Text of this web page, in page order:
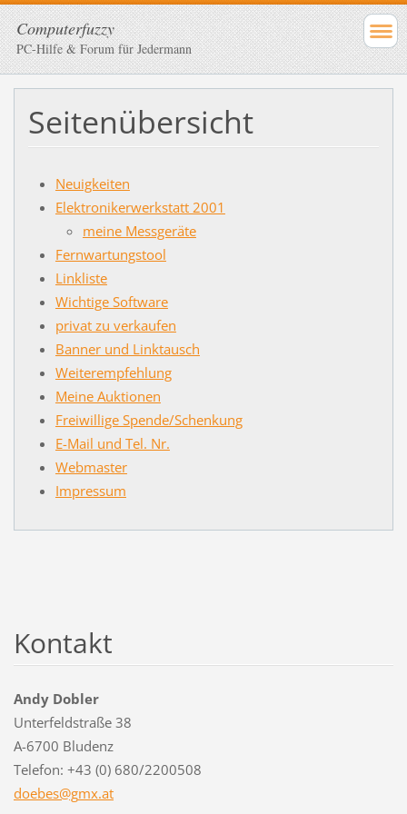
Computerfuzzy
PC-Hilfe & Forum für Jedermann
Seitenübersicht
Neuigkeiten
Elektronikerwerkstatt 2001
meine Messgeräte
Fernwartungstool
Linkliste
Wichtige Software
privat zu verkaufen
Banner und Linktausch
Weiterempfehlung
Meine Auktionen
Freiwillige Spende/Schenkung
E-Mail und Tel. Nr.
Webmaster
Impressum
Kontakt
Andy Dobler
Unterfeldstraße 38
A-6700 Bludenz
Telefon: +43 (0) 680/2200508
doebes@gmx.at